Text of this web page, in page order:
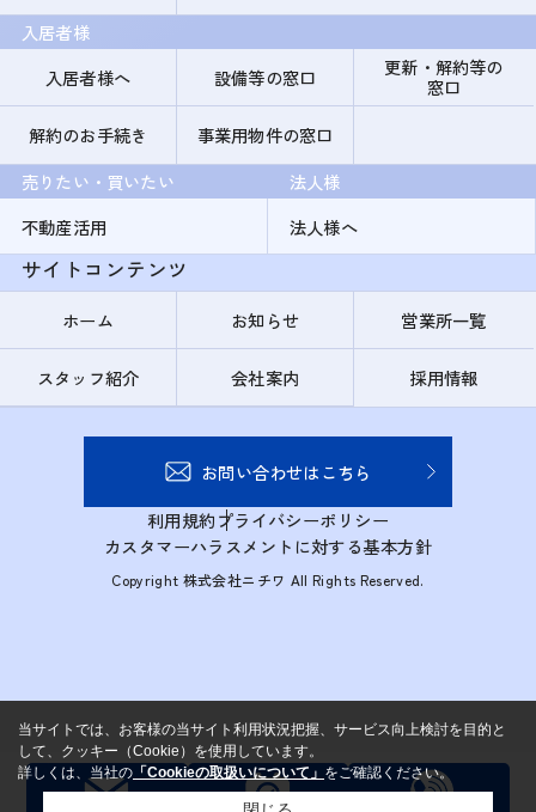
入居者様
入居者様へ
設備等の窓口
更新・解約等の
窓口
解約のお手続き
事業用物件の窓口
売りたい・買いたい
不動産活用
法人様
法人様へ
サイトコンテンツ
ホーム お知らせ 営業所一覧
スタッフ紹介 会社案内 採用情報
お問い合わせはこちら
利用規約プライバシーポリシー
カスタマーハラスメントに対する基本方針
Copyright 株式会社ニチワ All Rights Reserved.
当サイトでは、お客様の当サイト利用状況把握、サービス向上検討を目的と
して、クッキー（Cookie）を使用しています。
詳しくは、当社の 「Cookieの取扱いについて」 をご確認ください。